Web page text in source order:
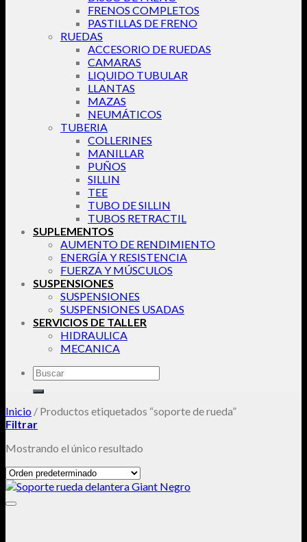
FRENOS COMPLETOS
PASTILLAS DE FRENO
RUEDAS
ACCESORIO DE RUEDAS
CAMARAS
LIQUIDO TUBULAR
LLANTAS
MAZAS
NEUMÁTICOS
TUBERIA
COLLERINES
MANILLAR
PUÑOS
SILLIN
TEE
TUBO DE SILLIN
TUBOS RETRACTIL
SUPLEMENTOS
AUMENTO DE RENDIMIENTO
ENERGÍA Y RESISTENCIA
FUERZA Y MÚSCULOS
SUSPENSIONES
SUSPENSIONES
SUSPENSIONES USADAS
SERVICIOS DE TALLER
HIDRAULICA
MECANICA
Buscar
por:
Inicio / Productos etiquetados “soporte de rueda”
Filtrar
Mostrando el único resultado